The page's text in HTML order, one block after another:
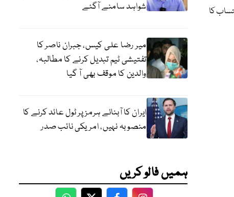
کا
شواہد سامنے آگئے
میر رضا علی کیس، جبران ناصر کا
تفتیشی ٹیم تبدیل کرنے کا مطالبہ،
والدین کا موقف بھی آ گیا
ایران کا آبنائے ہرمز پر ٹول عائد کرنے کا
منصوبہ نہیں، امریکی نائب صدر
ہمیں فالو کریں